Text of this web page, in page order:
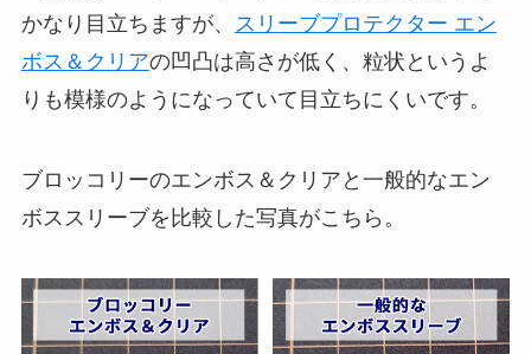
かなり目立ちますが、
スリーブプロテクター エン
ボス＆クリアの凹凸は高さが低く、粒状というよ
りも模様のようになっていて目立ちにくいです。
ブロッコリーのエンボス＆クリアと一般的なエン
ボススリーブを比較した写真がこちら。